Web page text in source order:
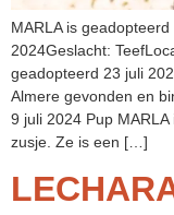
MARLA is
2024Geslacht:
geadopteerd 23 juli
Almere gevonden en
9 juli 2024 Pup
zusje. Ze is een […]